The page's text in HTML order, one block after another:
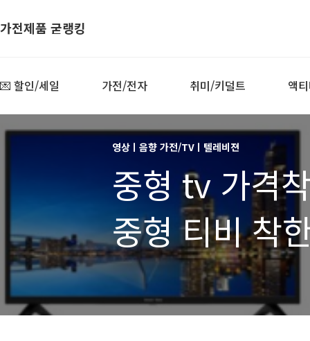
가전제품 굳랭킹
💌 할인/세일 가전/전자 취미/키덜트 액
영상ㅣ음향 가전/TVㅣ텔레비젼
중형 tv 가격
중형 티비 착
(중형 tv 모니